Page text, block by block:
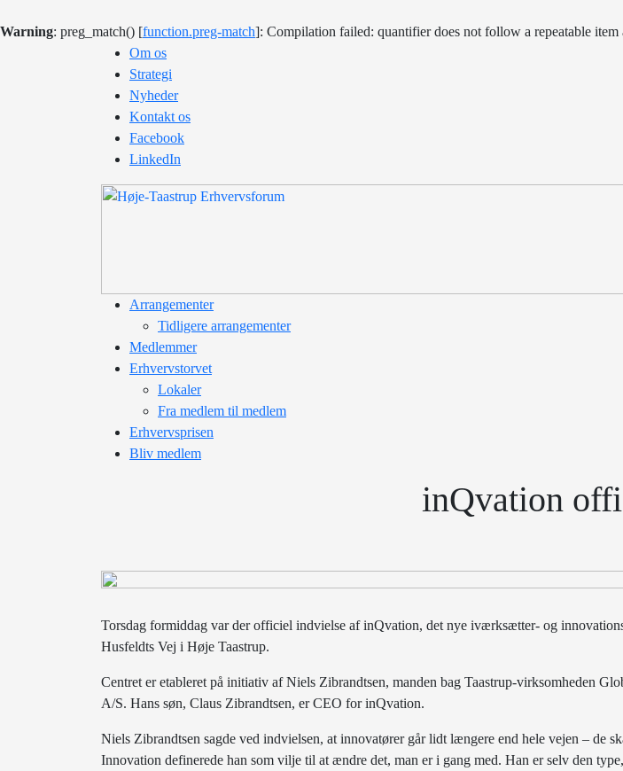
Warning: preg_match() [function.preg-match]: Compilation failed: quantifier does not follow a repeatable item
Om os
Strategi
Nyheder
Kontakt os
Facebook
LinkedIn
Arrangementer
Tidligere arrangementer
Medlemmer
Erhvervstorvet
Lokaler
Fra medlem til medlem
Erhvervsprisen
Bliv medlem
inQvation
Torsdag formiddag var der officiel indvielse af inQvation, det nye iværksætter- og
Husfeldts Vej i Høje Taastrup.
Centret er etableret på initiativ af Niels Zibrandtsen, manden bag Taastrup-virksomheden
A/S. Hans søn, Claus Zibrandtsen, er CEO for inQvation.
Niels Zibrandtsen sagde ved indvielsen, at innovatører går lidt længere end hele vejen – de
Innovation definerede han som vilje til at ændre det, man er i gang med. Han er selv den